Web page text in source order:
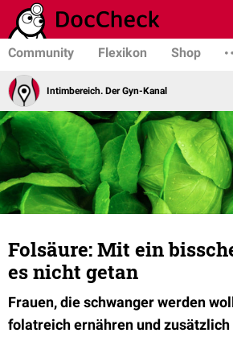
Community Flexikon Shop
Intimbereich. Der Gyn-Kanal
Folsäure: Mit ein
es nicht getan
Frauen, die schwanger werden
folatreich ernähren und zusätzlich